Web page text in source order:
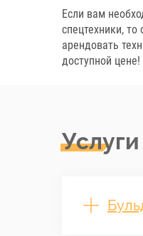
Если вам
спецтехники,
арендовать
доступной
Услуги